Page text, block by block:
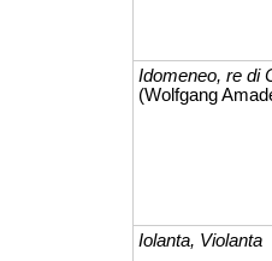
Idomeneo, re di
(Wolfgang
Iolanta, Violanta